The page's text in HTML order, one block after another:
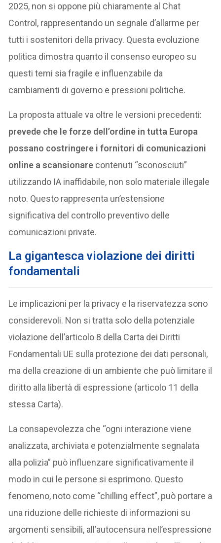
2025, non si oppone più chiaramente al Chat
Control, rappresentando un segnale d’allarme per
tutti i sostenitori della privacy. Questa evoluzione
politica dimostra quanto il consenso europeo su
questi temi sia fragile e influenzabile da
cambiamenti di governo e pressioni politiche.
La proposta attuale va oltre le versioni precedenti:
prevede che le forze dell’ordine in tutta Europa
possano costringere i fornitori di comunicazioni
online a scansionare contenuti “sconosciuti”
utilizzando IA inaffidabile, non solo materiale illegale
noto. Questo rappresenta un’estensione
significativa del controllo preventivo delle
comunicazioni private.
La gigantesca violazione dei diritti
fondamentali
Le implicazioni per la privacy e la riservatezza sono
considerevoli. Non si tratta solo della potenziale
violazione dell’articolo 8 della Carta dei Diritti
Fondamentali UE sulla protezione dei dati personali,
ma della creazione di un ambiente che può limitare il
diritto alla libertà di espressione (articolo 11 della
stessa Carta).
La consapevolezza che “ogni interazione viene
analizzata, archiviata e potenzialmente segnalata
alla polizia” può influenzare significativamente il
modo in cui le persone si esprimono. Questo
fenomeno, noto come “chilling effect”, può portare a
una riduzione delle richieste di informazioni su
argomenti sensibili, all’autocensura nell’espressione